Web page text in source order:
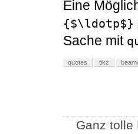
Eine
{$\ldotp$}
Sache mit
quotes tikz
Ganz tolle